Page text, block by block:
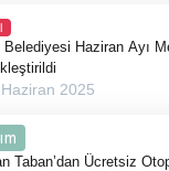
Belediyesi Haziran Ayı
2025
Taban’dan Ücretsiz